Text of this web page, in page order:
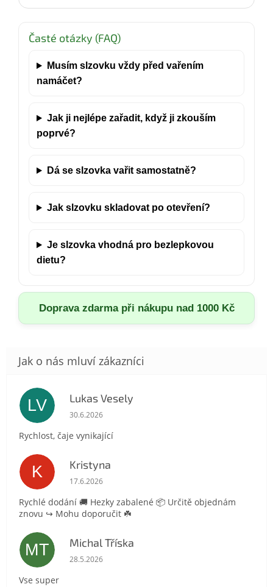
Časté otázky (FAQ)
Musím slzovku vždy před vařením
namáčet?
Jak ji nejlépe zařadit, když ji zkouším
poprvé?
Dá se slzovka vařit samostatně?
Jak slzovku skladovat po otevření?
Je slzovka vhodná pro bezlepkovou
dietu?
Doprava zdarma při nákupu nad 1000 Kč
LV Lukas Vesely
Hodnocení obchodu je 5 z 5 hvězdiček.
30.6.2026
Rychlost, čaje vynikající
K Kristyna
Hodnocení obchodu je 5 z 5 hvězdiček.
17.6.2026
Rychlé dodání 🚚 Hezky zabalené 📦 Určitě objednám
znovu ↪️ Mohu doporučit ☘️
MT Michal Tříska
Hodnocení obchodu je 5 z 5 hvězdiček.
28.5.2026
Vse super